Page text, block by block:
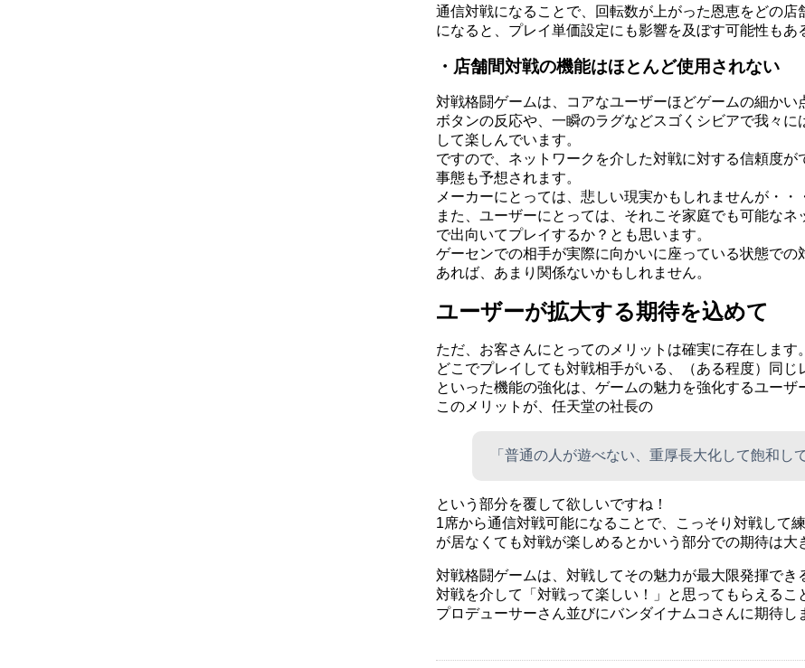
通信対戦になることで、回転数が上がった恩恵をどの
になると、プレイ単価設定にも影響を及ぼす可能性もあ
・店舗間対戦の機能はほとんど使用されない
対戦格闘ゲームは、コアなユーザーほどゲームの細かい
ボタンの反応や、一瞬のラグなどスゴくシビアで我々
して楽しんでいます。
ですので、ネットワークを介した対戦に対する信頼度
事態も予想されます。
メーカーにとっては、悲しい現実かもしれませんが・・
また、ユーザーにとっては、それこそ家庭でも可能なネ
で出向いてプレイするか？とも思います。
ゲーセンでの相手が実際に向かいに座っている状態で
あれば、あまり関係ないかもしれません。
ユーザーが拡大する期待を込めて
ただ、お客さんにとってのメリットは確実に存在します。
どこでプレイしても対戦相手がいる、（ある程度）同じ
といった機能の強化は、ゲームの魅力を強化するユーザ
このメリットが、任天堂の社長の
「普通の人が遊べない、重厚長大化して飽和し
という部分を覆して欲しいですね！
1席から通信対戦可能になることで、こっそり対戦して
が居なくても対戦が楽しめるとかいう部分での期待は大
対戦格闘ゲームは、対戦してその魅力が最大限発揮でき
対戦を介して「対戦って楽しい！」と思ってもらえるこ
プロデューサーさん並びにバンダイナムコさんに期待し